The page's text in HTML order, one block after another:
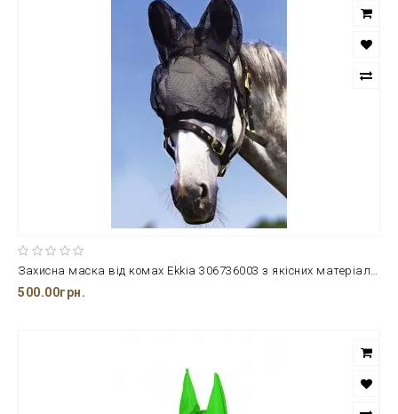
500.00грн.